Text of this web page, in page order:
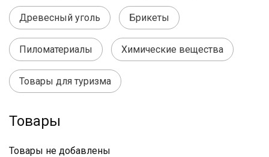
Древесный уголь Брикеты
Пиломатериалы Химические вещества
Товары для туризма
Товары
Товары не добавлены